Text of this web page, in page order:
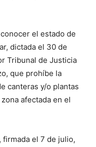
el estado de
dictada el 30 de
Tribunal de Justicia
que prohíbe la
canteras y/o plantas
afectada en el
firmada el 7 de julio,